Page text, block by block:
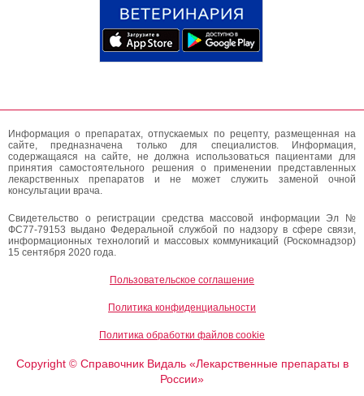
Информация о препаратах, отпускаемых по рецепту, размещенная на
сайте, предназначена только для специалистов. Информация,
содержащаяся на сайте, не должна использоваться пациентами для
принятия самостоятельного решения о применении представленных
лекарственных препаратов и не может служить заменой очной
консультации врача.
Свидетельство о регистрации средства массовой информации Эл №
ФС77-79153 выдано Федеральной службой по надзору в сфере связи,
информационных технологий и массовых коммуникаций (Роскомнадзор)
15 сентября 2020 года.
Пользовательское соглашение
Политика конфиденциальности
Политика обработки файлов cookie
Copyright ©Справочник Видаль «Лекарственные препараты в
России»